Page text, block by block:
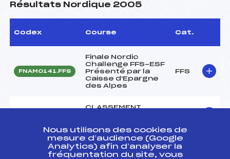
Résultats Nordique 2005
Codex Course Cat.
FNAM0141.FFS
Finale Nordic
Challenge FFS-ESF
Présenté par la
Caisse d'Epargne
des Alpes
FFS
CLASSEMENT
FNAM0462.FFS
Etoile des Saisies
LD
FFS
Nous utilisons des cookies de
mesure d’audience (Google
Analytics) afin d’analyser la
fréquentation du site, vous